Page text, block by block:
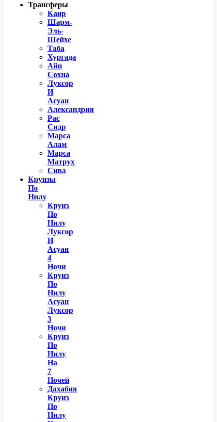
Трансферы
Каир
Шарм-
Эль-
Шейхе
Таба
Хургада
Айн
Сохна
Луксор
И
Асуан
Александрия
Рас
Сидр
Марса
Алам
Марса
Матрух
Сива
Круизы
По
Нилу
Круиз
По
Нилу
Луксор
И
Асуан
4
Ночи
Круиз
По
Нилу
Асуан
Луксор
3
Ночи
Круиз
По
Нилу
На
7
Ночей
Дахабия
Круиз
По
Нилу